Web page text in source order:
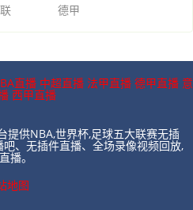
德甲
直播 中超直播 法甲直播 德甲直播 意
西甲直播
提供NBA,世界杯,足球五大联赛无插
、无插件直播、全场录像视频回放,
播。
地图